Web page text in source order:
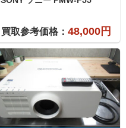
買取参考価格： 48,000円